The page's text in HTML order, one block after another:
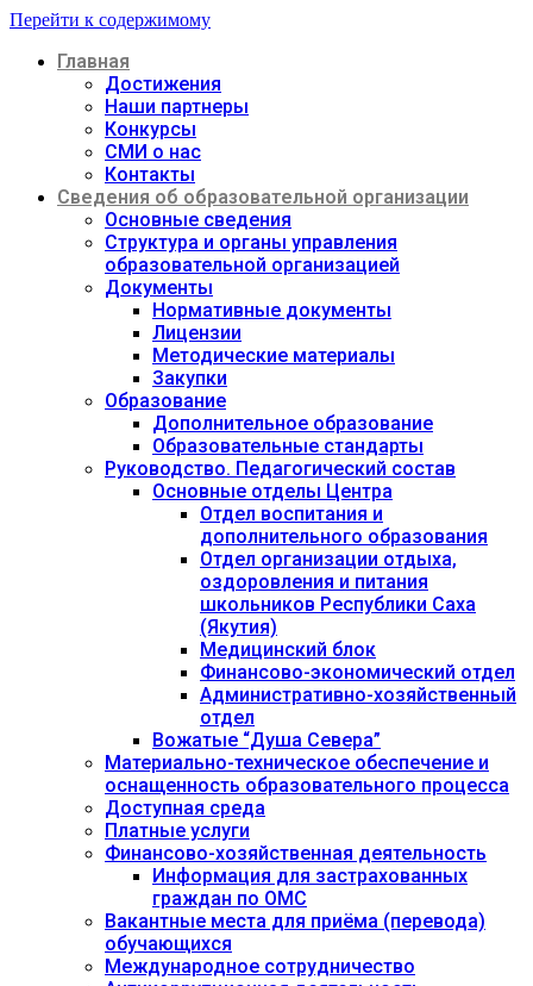
Перейти к содержимому
Главная
Достижения
Наши партнеры
Конкурсы
СМИ о нас
Контакты
Сведения об образовательной организации
Основные сведения
Структура и органы управления
образовательной организацией
Документы
Нормативные документы
Лицензии
Методические материалы
Закупки
Образование
Дополнительное образование
Образовательные стандарты
Руководство. Педагогический состав
Основные отделы Центра
Отдел воспитания и
дополнительного образования
Отдел организации отдыха,
оздоровления и питания
школьников Республики Саха
(Якутия)
Медицинский блок
Финансово-экономический отдел
Административно-хозяйственный
отдел
Вожатые “Душа Севера”
Материально-техническое обеспечение и
оснащенность образовательного процесса
Доступная среда
Платные услуги
Финансово-хозяйственная деятельность
Информация для застрахованных
граждан по ОМС
Вакантные места для приёма (перевода)
обучающихся
Международное сотрудничество